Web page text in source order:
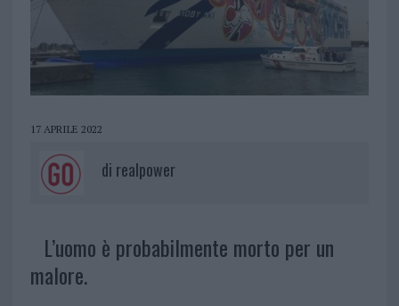
17 APRILE 2022
di realpower
L’uomo è probabilmente morto per un
malore.